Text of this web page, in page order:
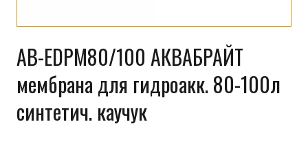
AB-EDPM80/100 АКВАБРАЙТ
мембрана для гидроакк. 80-100л
синтетич. каучук